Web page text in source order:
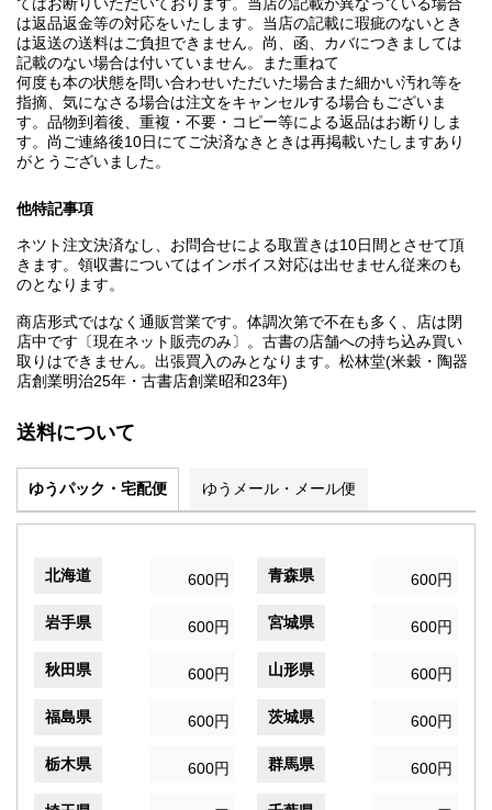
てはお断りいただいております。当店の記載が異なっている場合
は返品返金等の対応をいたします。当店の記載に瑕疵のないとき
は返送の送料はご負担できません。尚、函、カバにつきましては
記載のない場合は付いていません。また重ねて
何度も本の状態を問い合わせいただいた場合また細かい汚れ等を
指摘、気になさる場合は注文をキャンセルする場合もございま
す。品物到着後、重複・不要・コピー等による返品はお断りしま
す。尚ご連絡後10日にてご決済なきときは再掲載いたしますあり
がとうございました。
他特記事項
ネツト注文決済なし、お問合せによる取置きは10日間とさせて頂
きます。領収書についてはインボイス対応は出せません従来のも
のとなります。
商店形式ではなく通販営業です。体調次第で不在も多く、店は閉
店中です〔現在ネット販売のみ〕。古書の店舗への持ち込み買い
取りはできません。出張買入のみとなります。松林堂(米穀・陶器
店創業明治25年・古書店創業昭和23年)
送料について
ゆうパック・宅配便 ゆうメール・メール便
北海道 600円 青森県 600円
岩手県 600円 宮城県 600円
秋田県 600円 山形県 600円
福島県 600円 茨城県 600円
栃木県 600円 群馬県 600円